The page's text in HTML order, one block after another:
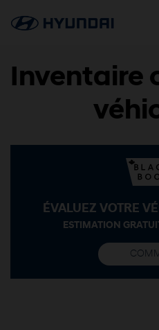
Inventaire
ÉVALUEZ VOTRE
ESTIMATION